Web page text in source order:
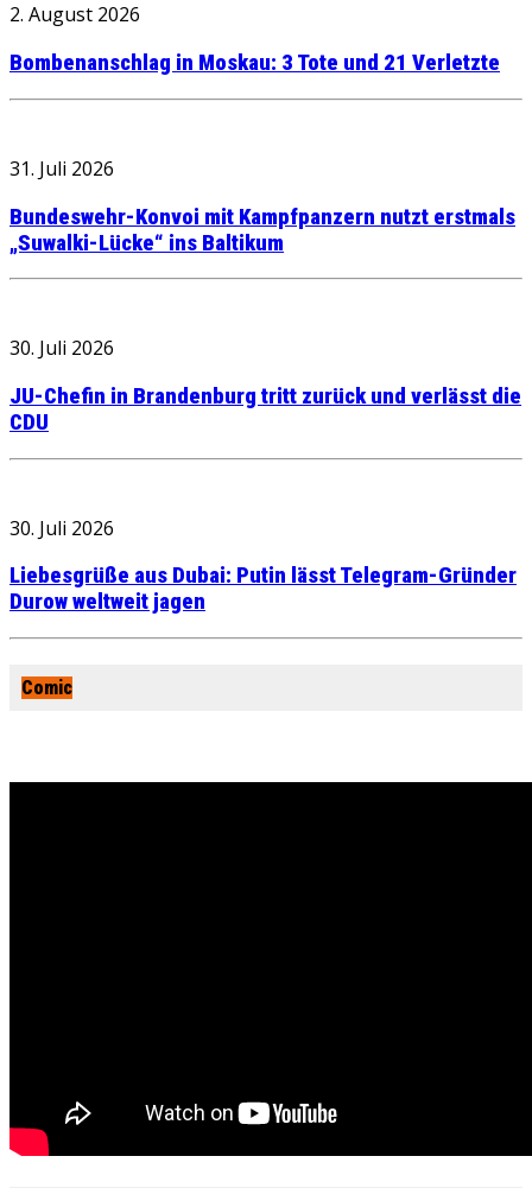
2. August 2026
Bombenanschlag in Moskau: 3 Tote und 21 Verletzte
31. Juli 2026
Bundeswehr-Konvoi mit Kampfpanzern nutzt erstmals
„Suwalki-Lücke“ ins Baltikum
30. Juli 2026
JU-Chefin in Brandenburg tritt zurück und verlässt die
CDU
30. Juli 2026
Liebesgrüße aus Dubai: Putin lässt Telegram-Gründer
Durow weltweit jagen
Comic